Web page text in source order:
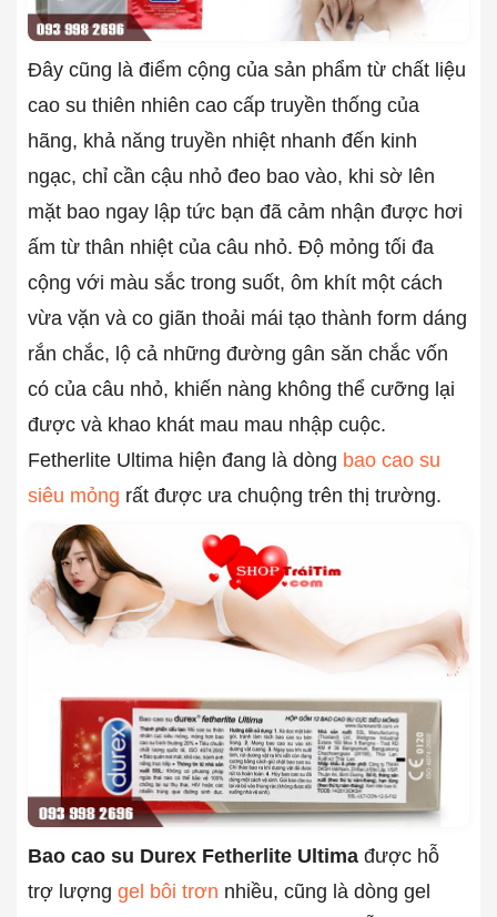
Đây cũng là điểm cộng của sản phẩm từ chất liệu
cao su thiên nhiên cao cấp truyền thống của
hãng, khả năng truyền nhiệt nhanh đến kinh
ngạc, chỉ cần cậu nhỏ đeo bao vào, khi sờ lên
mặt bao ngay lập tức bạn đã cảm nhận được hơi
ấm từ thân nhiệt của câu nhỏ. Độ mỏng tối đa
cộng với màu sắc trong suốt, ôm khít một cách
vừa vặn và co giãn thoải mái tạo thành form dáng
rắn chắc, lộ cả những đường gân săn chắc vốn
có của câu nhỏ, khiến nàng không thể cưỡng lại
được và khao khát mau mau nhập cuộc.
Fetherlite Ultima hiện đang là dòng bao cao su
siêu mỏng rất được ưa chuộng trên thị trường.
Bao cao su Durex Fetherlite Ultima được hỗ
trợ lượng gel bôi trơn nhiều, cũng là dòng gel